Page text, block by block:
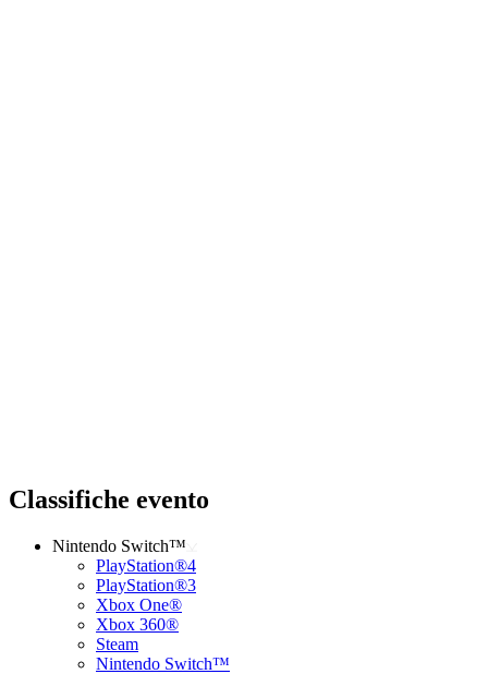
Classifiche evento
Nintendo Switch™
PlayStation®4
PlayStation®3
Xbox One®
Xbox 360®
Steam
Nintendo Switch™